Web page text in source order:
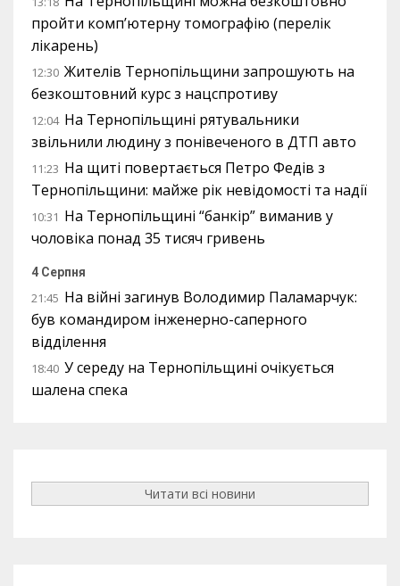
пройти комп’ютерну томографію (перелік
лікарень)
12:30 Жителів Тернопільщини запрошують на
безкоштовний курс з нацспротиву
12:04 На Тернопільщині рятувальники
звільнили людину з понівеченого в ДТП авто
11:23 На щиті повертається Петро Федів з
Тернопільщини: майже рік невідомості та надії
10:31 На Тернопільщині “банкір” виманив у
чоловіка понад 35 тисяч гривень
4 Серпня
21:45 На війні загинув Володимир Паламарчук:
був командиром інженерно-саперного
відділення
18:40 У середу на Тернопільщині очікується
шалена спека
Читати всі новини